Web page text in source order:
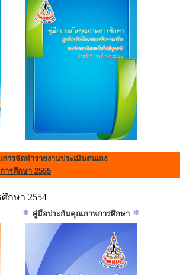
ารจัดทำรายงานประเมินตนเอง
ารศึกษา 2555
กษา 2554
คู่มือประกันคุณภาพการศึกษา